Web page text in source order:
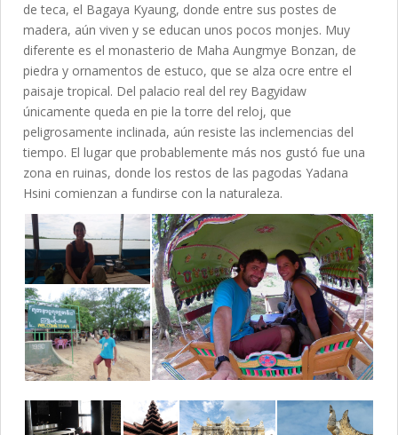
de teca, el Bagaya Kyaung, donde entre sus postes de
madera, aún viven y se educan unos pocos monjes. Muy
diferente es el monasterio de Maha Aungmye Bonzan, de
piedra y ornamentos de estuco, que se alza ocre entre el
paisaje tropical. Del palacio real del rey Bagyidaw
únicamente queda en pie la torre del reloj, que
peligrosamente inclinada, aún resiste las inclemencias del
tiempo. El lugar que probablemente más nos gustó fue una
zona en ruinas, donde los restos de las pagodas Yadana
Hsini comienzan a fundirse con la naturaleza.